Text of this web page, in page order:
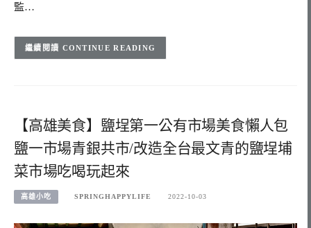
監…
CONTINUE READING
【高雄美食】鹽埕第一公有市場美食懶人包
鹽一市場青銀共市/改造全台最文青的鹽埕埔
菜市場吃喝玩起來
高雄小吃 SPRINGHAPPYLIFE 2022-10-03